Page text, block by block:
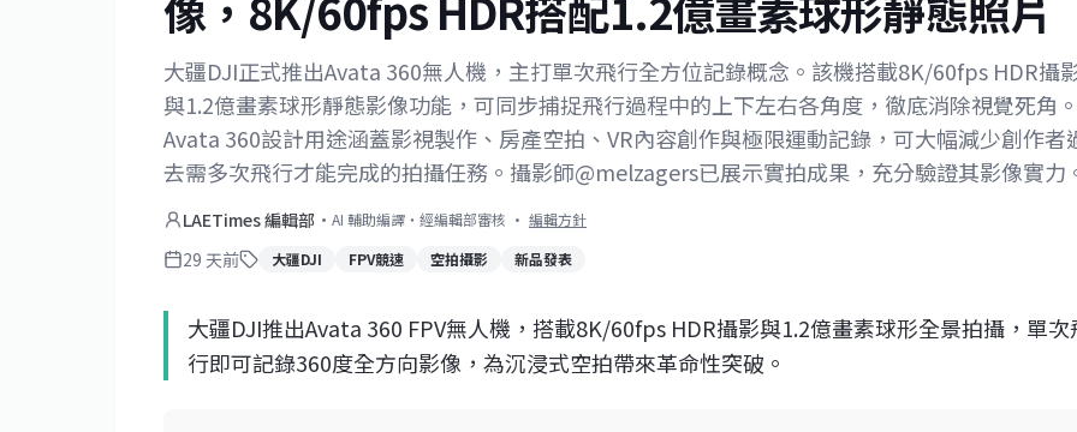
大疆DJI正式推出Avata 360無人機，主打單次飛行全方位記錄概念。該機搭載8K/60fps HDR攝
與1.2億畫素球形靜態影像功能，可同步捕捉飛行過程中的上下左右各角度，徹底消除視覺死角
Avata 360設計用途涵蓋影視製作、房產空拍、VR內容創作與極限運動記錄，可大幅減少創作者
去需多次飛行才能完成的拍攝任務。攝影師@melzagers已展示實拍成果，充分驗證其影像實力
LAETimes 編輯部 · AI 輔助編譯・經編輯部審核 · 編輯方針
29 天前 大疆DJI FPV競速 空拍攝影 新品發表
大疆DJI推出Avata 360 FPV無人機，搭載8K/60fps HDR攝影與1.2億畫素球形全景拍攝，單次
行即可記錄360度全方向影像，為沉浸式空拍帶來革命性突破。